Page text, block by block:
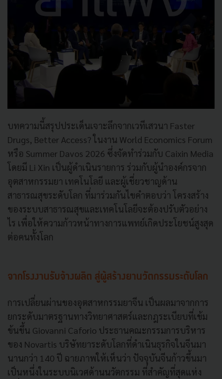
บทความนี้สรุปประเด็นเจาะลึกจากเวทีเสวนา Faster
Drugs, Better Access? ในงาน World Economics Forum
หรือ Summer Davos 2026 ซึ่งจัดทำร่วมกับ Caixin Media
โดยมี Li Xin เป็นผู้ดำเนินรายการ ร่วมกับผู้นำองค์กรจาก
อุตสาหกรรมยา เทคโนโลยี และผู้เชี่ยวชาญด้าน
สาธารณสุขระดับโลก ที่มาร่วมกันไขคำตอบว่า โครงสร้าง
ของระบบสาธารณสุขและเทคโนโลยีจะต้องปรับตัวอย่าง
ไร เพื่อให้ความก้าวหน้าทางการแพทย์เกิดประโยชน์สูงสุด
ต่อคนทั้งโลก
จากโรงงานรับจ้างผลิต สู่ผู้สร้างยานวัตกรรมระดับโลก
การเปลี่ยนผ่านของอุตสาหกรรมยาจีน เป็นผลมาจากการ
ยกระดับมาตรฐานทางวิทยาศาสตร์และกฎระเบียบที่เข้ม
ข้นขึ้น Giovanni Caforio ประธานคณะกรรมการบริหาร
ของ Novartis บริษัทยาระดับโลกที่ดำเนินธุรกิจในจีนมา
นานกว่า 140 ปี ฉายภาพให้เห็นว่า ปัจจุบันจีนก้าวขึ้นมา
เป็นหนึ่งในระบบนิเวศด้านนวัตกรรม ที่สำคัญที่สุดแห่ง